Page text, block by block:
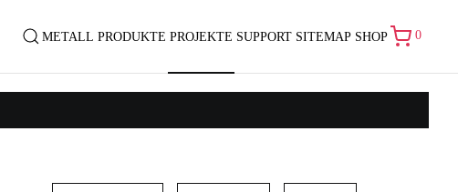
METALL PRODUKTE PROJEKTE SUPPORT SITEMAP SHOP 0